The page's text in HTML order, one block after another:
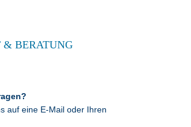
BERATUNG
auf eine E-Mail oder Ihren